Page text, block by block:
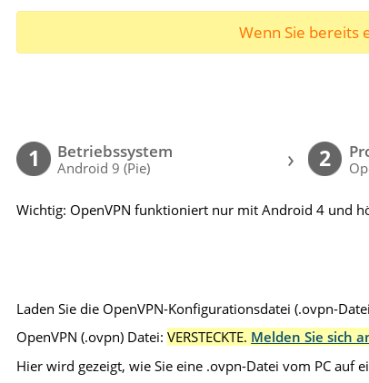
Wenn Sie bereits
1 Betriebssystem
Android 9 (Pie) › 2
Wichtig: OpenVPN funktioniert nur mit Android 4 und
Laden Sie die OpenVPN-Konfigurationsdatei (.ovpn-
OpenVPN (.ovpn) Datei: VERSTECKTE. Melden Sie sich
Hier wird gezeigt, wie Sie eine .ovpn-Datei vom PC auf